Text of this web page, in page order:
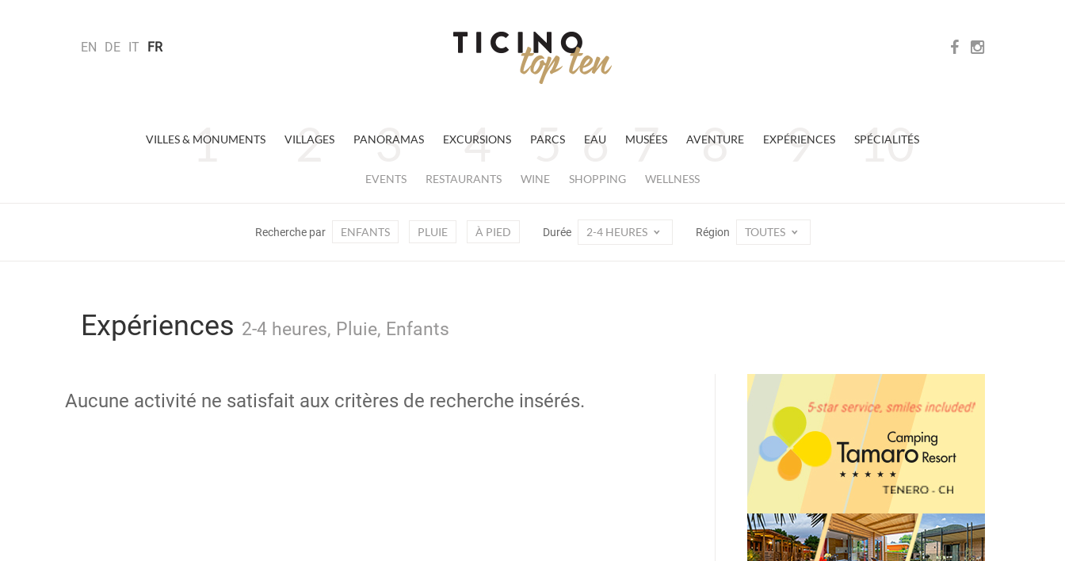
EN DE IT FR
VILLES & MONUMENTS VILLAGES PANORAMAS EXCURSIONS PARCS EAU MUSÉES AVENTURE EXPÉRIENCES SPÉCIALITÉS
EVENTS RESTAURANTS WINE SHOPPING WELLNESS
Recherche par ENFANTS PLUIE À PIED Durée 2-4 HEURES Région TOUTES
Expériences 2-4 heures, Pluie, Enfants
Aucune activité ne satisfait aux critères de recherche insérés.